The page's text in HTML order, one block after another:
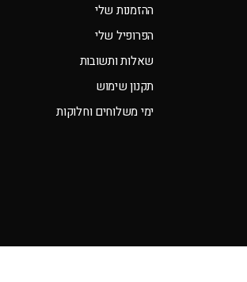
ההזמנות שלי
הפרופיל שלי
שאלות ותשובות
תקנון שימוש
ימי משלוחים וחלוקות